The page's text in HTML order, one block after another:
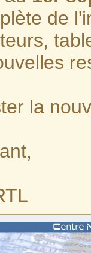
de
la